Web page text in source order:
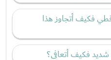
فكيف أتجاوز هذا
فكيف أتعافى؟